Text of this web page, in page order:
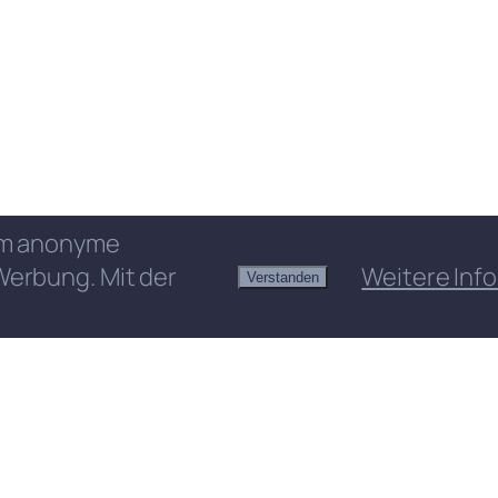
anonyme
Mit der
Verstanden Weitere